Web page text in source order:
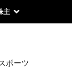
主
ポーツ